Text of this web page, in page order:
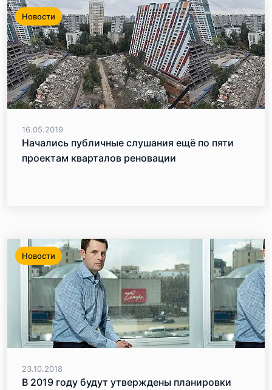
Новости
16.05.2019
​Начались публичные слушания ещё по пяти
проектам кварталов реновации
Новости
23.10.2018
В 2019 году будут утверждены планировки